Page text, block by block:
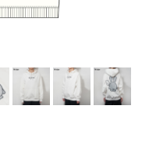
2026 ”村事変”